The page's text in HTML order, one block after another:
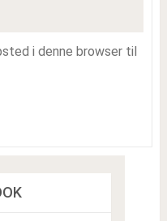
i denne browser til